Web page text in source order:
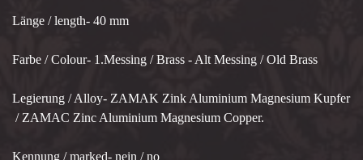
Länge / length- 40 mm
Farbe / Colour- 1.Messing / Brass - Alt Messing / Old Brass
Legierung / Alloy- ZAMAK Zink Aluminium Magnesium Kupfer
/ ZAMAC Zinc Aluminium Magnesium Copper.
Kennung / marked- nein / no